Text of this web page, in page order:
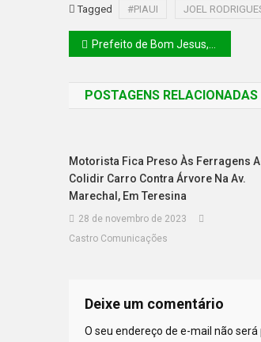
Tagged #PIAUI JOEL
Prefeito de Bom Jesus, Nestor Elvas, decide cancelar a programação do Carnaval 2023
POSTAGENS RELACIONADAS
Motorista Fica Preso Às Ferragens
Colidir Carro Contra Árvore Na Av.
Marechal, Em Teresina
28 de novembro de 2023
Castro Comunicações
Deixe um comentário
O seu endereço de e-mail não será